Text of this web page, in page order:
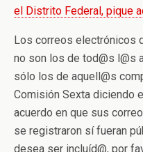
el Distrito Federal, pique
Los correos electrónicos
no son los de tod@s l@s
sólo los de aquell@s
Comisión Sexta diciendo
acuerdo en que sus
se registraron sí fueran
desea ser incluíd@, por